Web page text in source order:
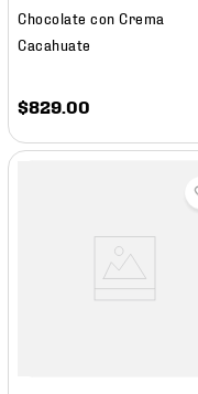
Chocolate con Crema
Cacahuate
$829 .00